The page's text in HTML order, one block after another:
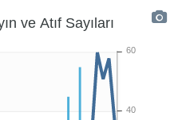
ve Atıf Sayıları
60
40